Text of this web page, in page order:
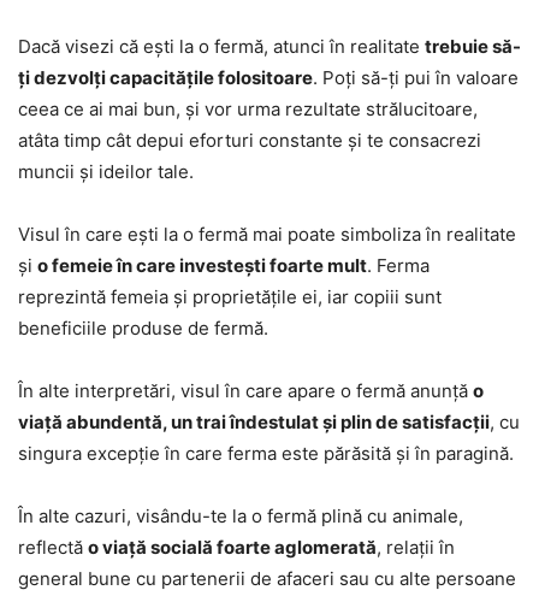
Dacă visezi că ești la o fermă, atunci în realitate trebuie să-
ți dezvolți capacitățile folositoare. Poți să-ți pui în valoare
ceea ce ai mai bun, și vor urma rezultate strălucitoare,
atâta timp cât depui eforturi constante și te consacrezi
muncii și ideilor tale.
Visul în care ești la o fermă mai poate simboliza în realitate
și o femeie în care investești foarte mult. Ferma
reprezintă femeia și proprietățile ei, iar copiii sunt
beneficiile produse de fermă.
În alte interpretări, visul în care apare o fermă anunță o
viață abundentă, un trai îndestulat și plin de satisfacții, cu
singura excepție în care ferma este părăsită și în paragină.
În alte cazuri, visându-te la o fermă plină cu animale,
reflectă o viață socială foarte aglomerată, relații în
general bune cu partenerii de afaceri sau cu alte persoane